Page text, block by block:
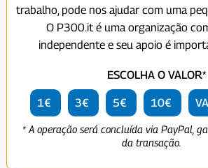
trabalho, pode nos ajudar com uma
O P300.it é uma organização
independente e seu apoio é
ESCOLHA O VALOR*
1€ 3€ 5€ 10€
* A operação será concluída via PayPal,
da transação.